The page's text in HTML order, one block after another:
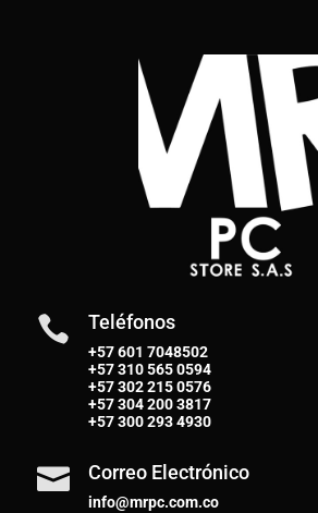
 Teléfonos
+57 601 7048502
+57310 565 0594
+57302 215 0576
+57304 200 3817
+57300 293 4930
 Correo Electrónico
info@mrpc.com.co